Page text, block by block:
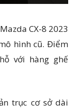
CX-8 2023
hình cũ. Điểm
với hàng ghế
trục cơ sở dài